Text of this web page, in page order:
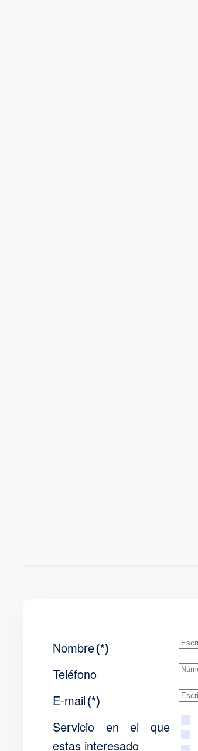
Nombre(*)
Teléfono
E-mail(*)
Servicio en el que
estas interesado